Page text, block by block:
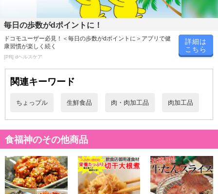
毎日の歩数がdポイントに！
ドコモユーザー必見！＜毎日の歩数がdポイントに＞アプリで健
康習慣が楽しく続く
[PR] dヘルスケア
詳細は
こちら
関連キーワード
ちょっプル 生鮮食品 肉・肉加工品 肉加工品
食福神のその他商品